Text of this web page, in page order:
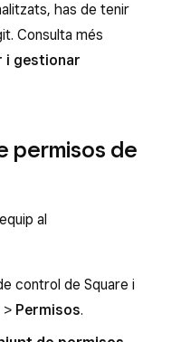
has de tenir
Consulta més
i gestionar
permisos de
al
control de Square i
> Permisos.